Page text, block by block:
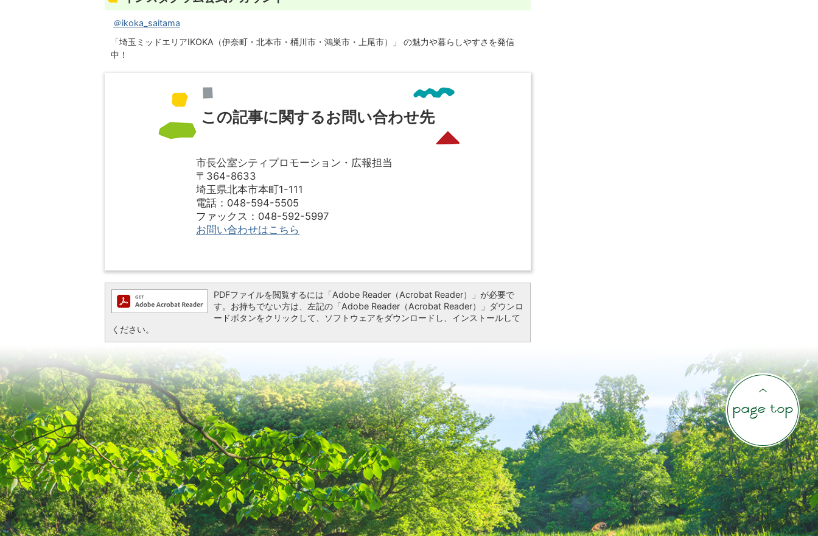
＠ikoka_saitama
「埼玉ミッドエリアIKOKA（伊奈町・北本市・桶川市・鴻巣市・上尾市）」 の魅力や暮らしやすさを発信
中！
この記事に関するお問い合わせ先
市長公室シティプロモーション・広報担当
〒364-8633
埼玉県北本市本町1-111
電話：048-594-5505
ファックス：048-592-5997
お問い合わせはこちら
PDFファイルを閲覧するには「Adobe Reader（Acrobat Reader）」が必要で
す。お持ちでない方は、左記の「Adobe Reader（Acrobat Reader）」ダウンロ
ードボタンをクリックして、ソフトウェアをダウンロードし、インストールして
ください。